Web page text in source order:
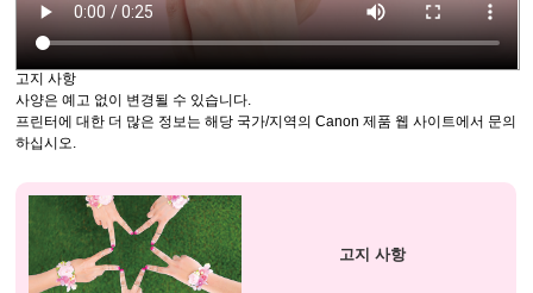
고지 사항
사양은 예고 없이 변경될 수 있습니다.
프린터에 대한 더 많은 정보는 해당 국가/지역의Canon 제품 웹 사이트에서 문의
하십시오.
고지 사항